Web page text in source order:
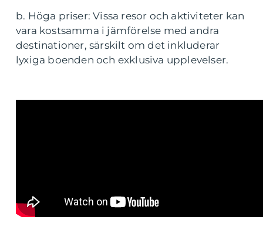
b. Höga priser: Vissa resor och aktiviteter kan
vara kostsamma i jämförelse med andra
destinationer, särskilt om det inkluderar
lyxiga boenden och exklusiva upplevelser.